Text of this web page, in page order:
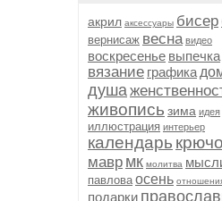
акрил аксессуары бисер
вернисаж весна видео
воскресенье выпечка
вязание графика
душа
живопись зима идея
иллюстрация интерьер
календарь
мавр мк молитва
павлова осень
подарки